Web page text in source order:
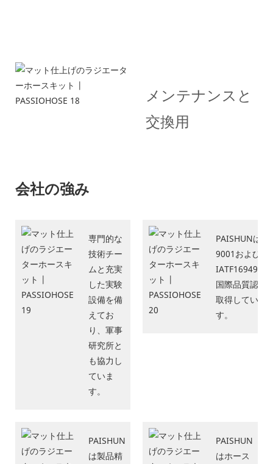
メンテナンスと
交換用
会社の強み
専門的な
技術チー
ムと充実
した実験
設備を備
えてお
り、軍事
研究所と
も協力し
ていま
す。
PAISHUNは
9001および
国際品質認証
取得していま
す。
PAISHUN
は製品精
PAISHUN
はホース